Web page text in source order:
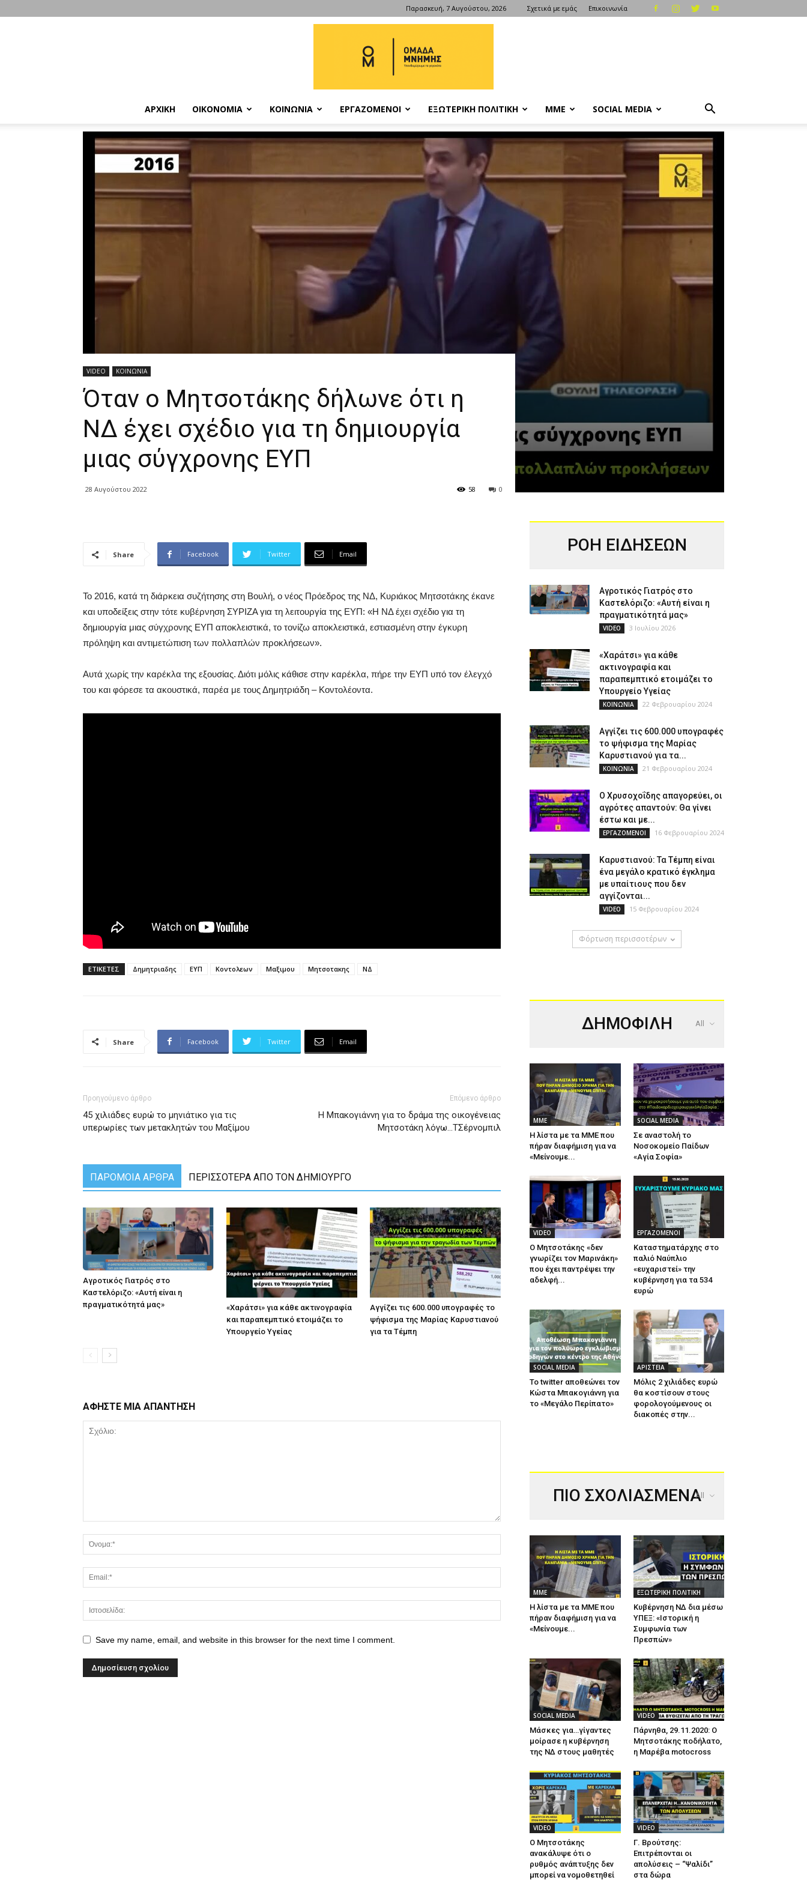
Παρασκευή, 7 Αυγούστου, 2026 Σχετικά με εμάς Επικοινωνία
ΑΡΧΙΚΗ ΟΙΚΟΝΟΜΙΑ ΚΟΙΝΩΝΙΑ ΕΡΓΑΖΟΜΕΝΟΙ ΕΞΩΤΕΡΙΚΗ ΠΟΛΙΤΙΚΗ ΜΜΕ SOCIAL MEDIA
VIDEO ΚΟΙΝΩΝΙΑ
Όταν ο Μητσοτάκης δήλωνε ότι η
ΝΔ έχει σχέδιο για τη δημιουργία
μιας σύγχρονης ΕΥΠ
28 Αυγούστου 2022 0
58
Share Facebook Twitter Email
Το 2016, κατά τη διάρκεια συζήτησης στη Βουλή, ο νέος Πρόεδρος της ΝΔ, Κυριάκος Μητσοτάκης έκανε
και υποδείξεις στην τότε κυβέρνηση ΣΥΡΙΖΑ για τη λειτουργία της ΕΥΠ: «Η ΝΔ έχει σχέδιο για τη
δημιουργία μιας σύγχρονης ΕΥΠ αποκλειστικά, το τονίζω αποκλειστικά, εστιασμένη στην έγκυρη
πρόληψη και αντιμετώπιση των πολλαπλών προκλήσεων».
Αυτά χωρίς την καρέκλα της εξουσίας. Διότι μόλις κάθισε στην καρέκλα, πήρε την ΕΥΠ υπό τον έλεγχό
του και φόρεσε τα ακουστικά, παρέα με τους Δημητριάδη – Κοντολέοντα.
ΕΤΙΚΕΤΕΣ Δημητριαδης ΕΥΠ Κοντολεων Μαξιμου Μητσοτακης ΝΔ
Share Facebook Twitter Email
Προηγούμενο άρθρο
45 χιλιάδες ευρώ το μηνιάτικο για τις
υπερωρίες των μετακλητών του Μαξίμου
Επόμενο άρθρο
Η Μπακογιάννη για το δράμα της οικογένειας
Μητσοτάκη λόγω…ΤΣέρνομπιλ
ΠΑΡΟΜΟΙΑ ΑΡΘΡΑ ΠΕΡΙΣΣΟΤΕΡΑ ΑΠΟ ΤΟΝ ΔΗΜΙΟΥΡΓΟ
Αγροτικός Γιατρός στο
Καστελόριζο: «Αυτή είναι η
πραγματικότητά μας»
«Χαράτσι» για κάθε ακτινογραφία
και παραπεμπτικό ετοιμάζει το
Υπουργείο Υγείας
Αγγίζει τις 600.000 υπογραφές το
ψήφισμα της Μαρίας Καρυστιανού
για τα Τέμπη
ΑΦΗΣΤΕ ΜΙΑ ΑΠΑΝΤΗΣΗ
Save my name, email, and website in this browser for the next time I comment.
ΡΟΗ ΕΙΔΗΣΕΩΝ
Αγροτικός Γιατρός στο
Καστελόριζο: «Αυτή είναι η
πραγματικότητά μας»
VIDEO 3 Ιουλίου 2026
«Χαράτσι» για κάθε
ακτινογραφία και
παραπεμπτικό ετοιμάζει το
Υπουργείο Υγείας
ΚΟΙΝΩΝΙΑ 22 Φεβρουαρίου 2024
Αγγίζει τις 600.000 υπογραφές
το ψήφισμα της Μαρίας
Καρυστιανού για τα...
ΚΟΙΝΩΝΙΑ 21 Φεβρουαρίου 2024
Ο Χρυσοχοΐδης απαγορεύει, οι
αγρότες απαντούν: Θα γίνει
έστω και με...
ΕΡΓΑΖΟΜΕΝΟΙ 16 Φεβρουαρίου 2024
Καρυστιανού: Τα Τέμπη είναι
ένα μεγάλο κρατικό έγκλημα
με υπαίτιους που δεν
αγγίζονται...
VIDEO 15 Φεβρουαρίου 2024
Φόρτωση περισσοτέρων
ΔΗΜΟΦΙΛΗ All
ΜΜΕ
Η λίστα με τα ΜΜΕ που
πήραν διαφήμιση για να
«Μείνουμε...
SOCIAL MEDIA
Σε αναστολή το
Νοσοκομείο Παίδων
«Αγία Σοφία»
VIDEO
Ο Μητσοτάκης «δεν
γνωρίζει τον Μαρινάκη»
που έχει παντρέψει την
αδελφή...
ΕΡΓΑΖΟΜΕΝΟΙ
Καταστηματάρχης στο
παλιό Ναύπλιο
«ευχαριστεί» την
κυβέρνηση για τα 534
ευρώ
SOCIAL MEDIA
Το twitter αποθεώνει τον
Κώστα Μπακογιάννη για
το «Μεγάλο Περίπατο»
ΑΡΙΣΤΕΙΑ
Μόλις 2 χιλιάδες ευρώ
θα κοστίσουν στους
φορολογούμενους οι
διακοπές στην...
ΠΙΟ ΣΧΟΛΙΑΣΜΕΝΑ
All
ΜΜΕ
Η λίστα με τα ΜΜΕ που
πήραν διαφήμιση για να
«Μείνουμε...
ΕΞΩΤΕΡΙΚΗ ΠΟΛΙΤΙΚΗ
Κυβέρνηση ΝΔ δια μέσω
ΥΠΕΞ: «Ιστορική η
Συμφωνία των
Πρεσπών»
SOCIAL MEDIA
Μάσκες για…γίγαντες
μοίρασε η κυβέρνηση
της ΝΔ στους μαθητές
VIDEO
Πάρνηθα, 29.11.2020: Ο
Μητσοτάκης ποδήλατο,
η Μαρέβα motocross
VIDEO
Ο Μητσοτάκης
ανακάλυψε ότι ο
ρυθμός ανάπτυξης δεν
μπορεί να νομοθετηθεί
VIDEO
Γ. Βρούτσης:
Επιτρέπονται οι
απολύσεις – “Ψαλίδι”
στα δώρα